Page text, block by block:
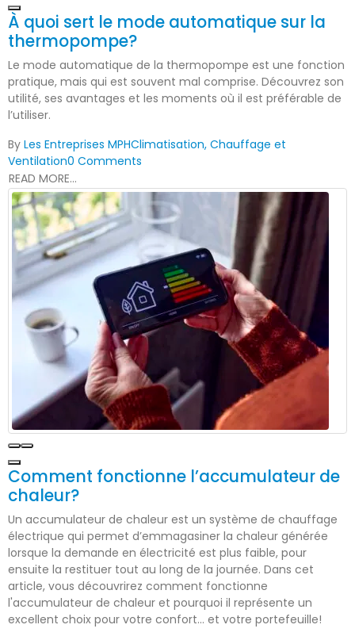
À quoi sert le mode automatique sur la
thermopompe?
Le mode automatique de la thermopompe est une fonction
pratique, mais qui est souvent mal comprise. Découvrez son
utilité, ses avantages et les moments où il est préférable de
l’utiliser.
By Les Entreprises MPHClimatisation, Chauffage et
Ventilation0 Comments
READ MORE...
Comment fonctionne l’accumulateur de
chaleur?
Un accumulateur de chaleur est un système de chauffage
électrique qui permet d’emmagasiner la chaleur générée
lorsque la demande en électricité est plus faible, pour
ensuite la restituer tout au long de la journée. Dans cet
article, vous découvrirez comment fonctionne
l'accumulateur de chaleur et pourquoi il représente un
excellent choix pour votre confort... et votre portefeuille!